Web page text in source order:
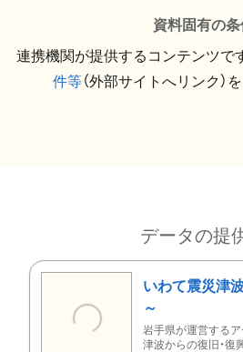
資料固有の
連携機関が提供するコンテンツで
件等（外部サイトへリンク）
データの提
いわて震災津
～
岩手県が運営する
津波からの復旧・復